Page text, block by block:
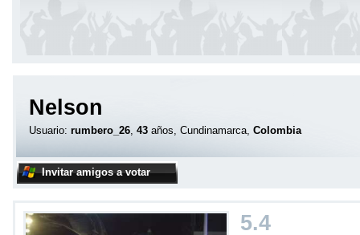
Nelson
Usuario: rumbero_26, 43 años, Cundinamarca, Colombia
Invitar amigos a votar
5.4